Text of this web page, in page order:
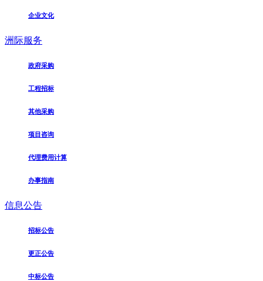
企业文化
洲际服务
政府采购
工程招标
其他采购
项目咨询
代理费用计算
办事指南
信息公告
招标公告
更正公告
中标公告